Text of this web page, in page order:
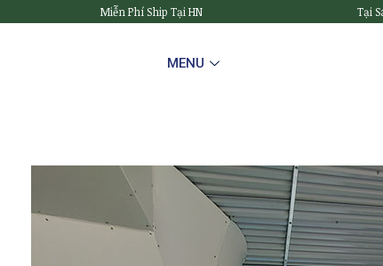
Miễn Phí Ship Tại HN Tại
MENU